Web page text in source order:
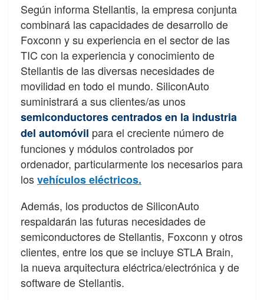
Según informa Stellantis, la empresa conjunta
combinará las capacidades de desarrollo de
Foxconn y su experiencia en el sector de las
TIC con la experiencia y conocimiento de
Stellantis de las diversas necesidades de
movilidad en todo el mundo. SiliconAuto
suministrará a sus clientes/as unos
semiconductores centrados en la industria
del automóvil para el creciente número de
funciones y módulos controlados por
ordenador, particularmente los necesarios para
losvehículos eléctricos.
Además, los productos de SiliconAuto
respaldarán las futuras necesidades de
semiconductores de Stellantis, Foxconn y otros
clientes, entre los que se incluye STLA Brain,
la nueva arquitectura eléctrica/electrónica y de
software de Stellantis.